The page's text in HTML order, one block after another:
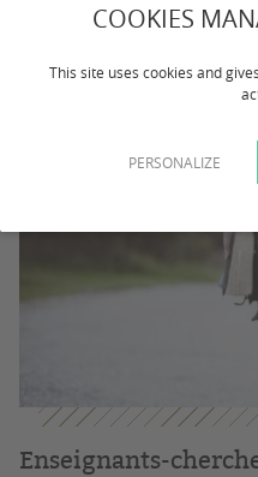
COOKIES
This site uses cookies and
PERSONALIZE
Enseignants-